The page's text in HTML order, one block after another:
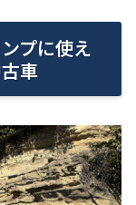
プに使え
車